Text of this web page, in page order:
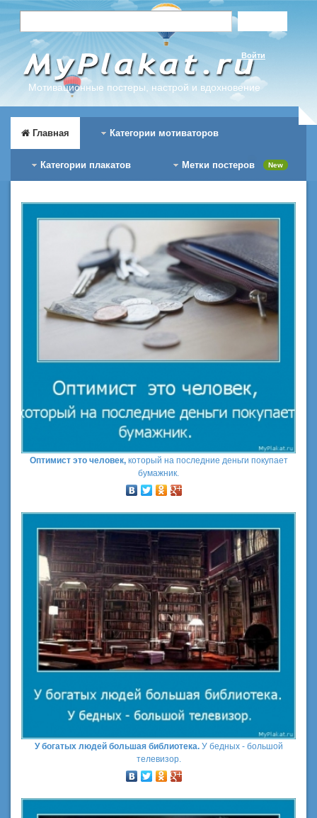
Мотивационные постеры, настрой и вдохновение
Войти
Главная Категории мотиваторов
Категории плакатов Метки постеров New
Оптимист это человек, который на последние деньги покупает
бумажник.
У богатых людей большая библиотека.У бедных - большой
телевизор.